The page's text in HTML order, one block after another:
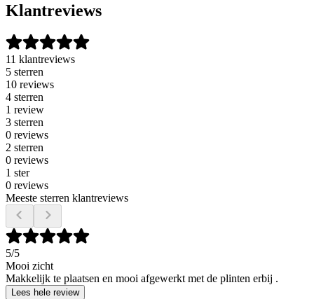
Klantreviews
11 klantreviews
5 sterren
10 reviews
4 sterren
1 review
3 sterren
0 reviews
2 sterren
0 reviews
1 ster
0 reviews
Meeste sterren klantreviews
5/5
Mooi zicht
Makkelijk te plaatsen en mooi afgewerkt met de plinten erbij .
Lees hele review